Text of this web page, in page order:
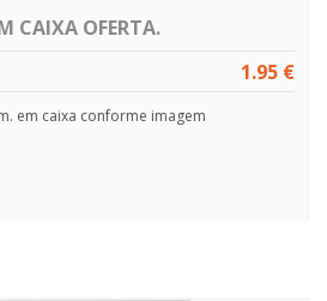
CAIXA OFERTA.
1.95 €
em caixa conforme imagem